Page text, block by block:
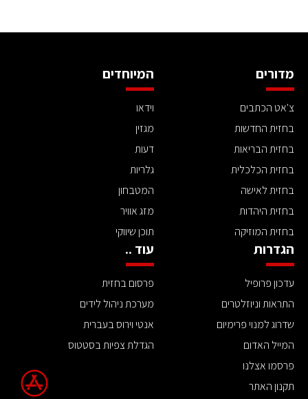
מדורים
צ'אט הכתבים
בחזית החדשות
בחזית הבריאות
בחזית הכלכלית
בחזית לאישה
בחזית היהדות
בחזית המוזיקה
המיוחדים
וידאו
מגזין
דעות
גלריות
המטבחון
מזג אוויר
תוכן שיווקי
הגדרות
עדכון פרופיל
התראות וניוזלטרים
שדרוג למנוי פרימיום
המייל האדום
פרסמו אצלנו
תקנון האתר
עוד ..
פרסום בחזית
מערכת ניהול לידים
אנטי וירוס בעברית
הגדלת צפיות בסטטוס